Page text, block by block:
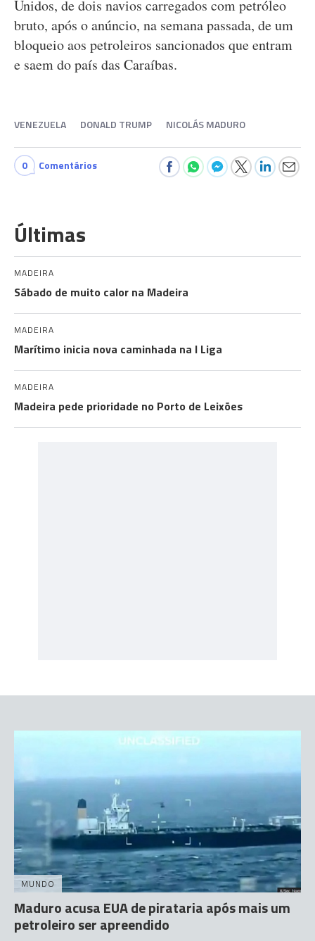
Unidos, de dois navios carregados com petróleo
bruto, após o anúncio, na semana passada, de um
bloqueio aos petroleiros sancionados que entram
e saem do país das Caraíbas.
VENEZUELA DONALD TRUMP NICOLÁS MADURO
0 Comentários
Últimas
MADEIRA
Sábado de muito calor na Madeira
MADEIRA
Marítimo inicia nova caminhada na I Liga
MADEIRA
Madeira pede prioridade no Porto de Leixões
MUNDO
Maduro acusa EUA de pirataria após mais um
petroleiro ser apreendido